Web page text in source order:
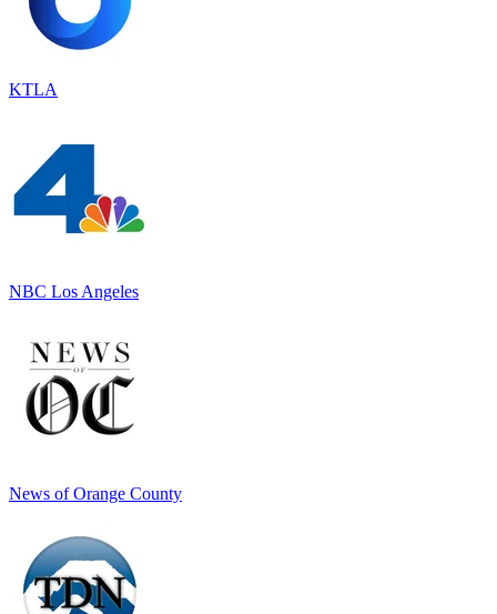
KTLA
NBC Los Angeles
News of Orange County